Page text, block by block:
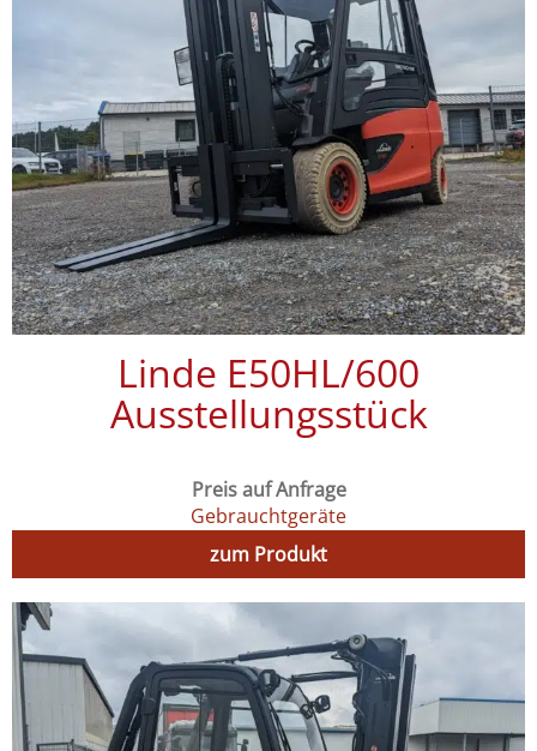
Linde E50HL/600
Ausstellungsstück
Preis auf Anfrage
Gebrauchtgeräte
zum Produkt